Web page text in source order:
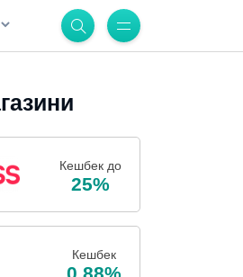
Кешбек до
25%
Кешбек